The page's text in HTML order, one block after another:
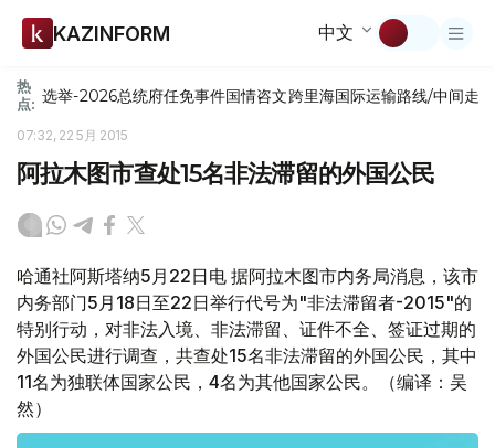
KAZINFORM 中文
热
点: 选举-2026总统府任免事件国情咨文跨里海国际运输路线/中间走廊
07:32, 22 5月 2015
阿拉木图市查处15名非法滞留的外国公民
哈通社阿斯塔纳5月22日电 据阿拉木图市内务局消息，该市
内务部门5月18日至22日举行代号为"非法滞留者-2015"的
特别行动，对非法入境、非法滞留、证件不全、签证过期的
外国公民进行调查，共查处15名非法滞留的外国公民，其中
11名为独联体国家公民，4名为其他国家公民。（编译：吴
然）